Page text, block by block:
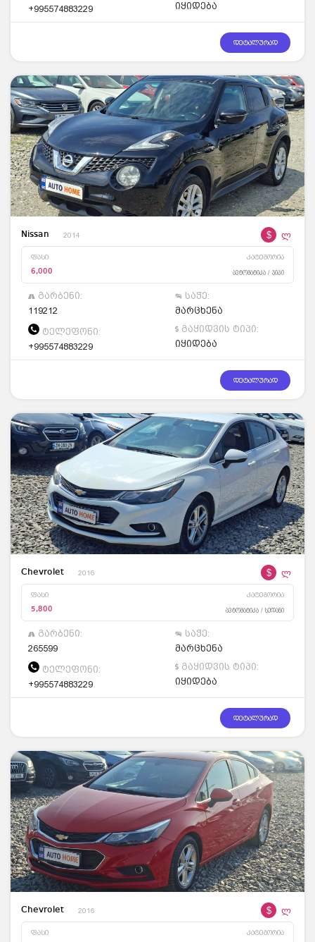
+995574883229
იყიდება
დეტალურად
Nissan 2014 $ ლ
ფასი კატეგორია
6,000 ავტომატიკა / ჯიპი
გარბენი:
119212
საჭე:
მარცხენა
ტელეფონი:
+995574883229
გაყიდვის ტიპი:
იყიდება
დეტალურად
Chevrolet 2016 $ ლ
ფასი კატეგორია
5,800 ავტომატიკა / სედანი
გარბენი:
265599
საჭე:
მარცხენა
ტელეფონი:
+995574883229
გაყიდვის ტიპი:
იყიდება
დეტალურად
Chevrolet 2016 $ ლ
ფასი კატეგორია